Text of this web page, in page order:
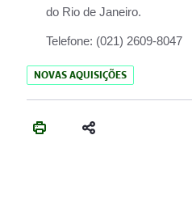
do Rio de Janeiro.
Telefone: (021) 2609-8047
NOVAS AQUISIÇÕES